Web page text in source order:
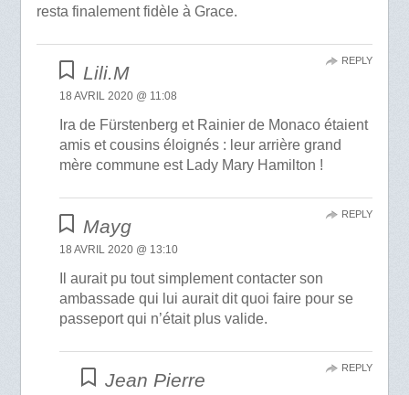
resta finalement fidèle à Grace.
Lili.M
18 AVRIL 2020 @ 11:08
Ira de Fürstenberg et Rainier de Monaco étaient
amis et cousins éloignés : leur arrière grand
mère commune est Lady Mary Hamilton !
REPLY
Mayg
18 AVRIL 2020 @ 13:10
Il aurait pu tout simplement contacter son
ambassade qui lui aurait dit quoi faire pour se
passeport qui n’était plus valide.
REPLY
Jean Pierre
REPLY